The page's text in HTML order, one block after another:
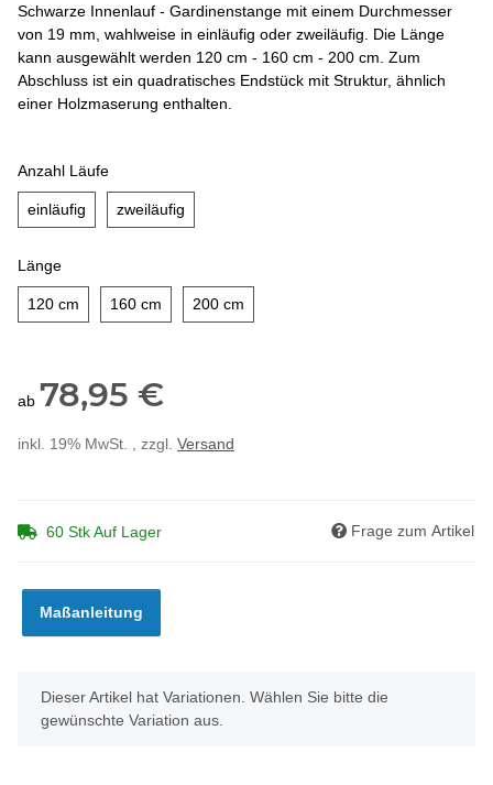
Schwarze Innenlauf - Gardinenstange mit einem Durchmesser
von 19 mm, wahlweise in einläufig oder zweiläufig. Die Länge
kann ausgewählt werden 120 cm - 160 cm - 200 cm. Zum
Abschluss ist ein quadratisches Endstück mit Struktur, ähnlich
einer Holzmaserung enthalten.
Anzahl Läufe
einläufig einläufigzweiläufig
Länge
120 cm 120 cm160 cm 160 cm200 cm
ab 78,95 €
inkl. 19% MwSt. , zzgl. Versand
60 Stk Auf Lager Frage zum Artikel
Maßanleitung
x
Dieser Artikel hat Variationen. Wählen Sie bitte die
gewünschte Variation aus.